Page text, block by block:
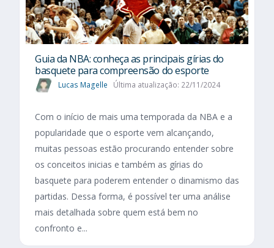
Guia da NBA: conheça as principais gírias do
basquete para compreensão do esporte
Lucas Magelle Última atualização: 22/11/2024
Com o início de mais uma temporada da NBA e a
popularidade que o esporte vem alcançando,
muitas pessoas estão procurando entender sobre
os conceitos inicias e também as gírias do
basquete para poderem entender o dinamismo das
partidas. Dessa forma, é possível ter uma análise
mais detalhada sobre quem está bem no
confronto e...